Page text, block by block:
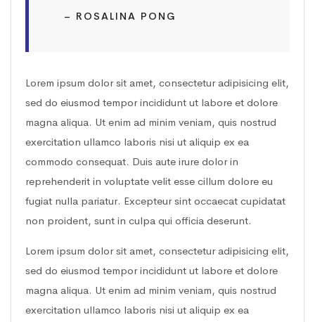
– ROSALINA PONG
Lorem ipsum dolor sit amet, consectetur adipisicing elit,
sed do eiusmod tempor incididunt ut labore et dolore
magna aliqua. Ut enim ad minim veniam, quis nostrud
exercitation ullamco laboris nisi ut aliquip ex ea
commodo consequat. Duis aute irure dolor in
reprehenderit in voluptate velit esse cillum dolore eu
fugiat nulla pariatur. Excepteur sint occaecat cupidatat
non proident, sunt in culpa qui officia deserunt.
Lorem ipsum dolor sit amet, consectetur adipisicing elit,
sed do eiusmod tempor incididunt ut labore et dolore
magna aliqua. Ut enim ad minim veniam, quis nostrud
exercitation ullamco laboris nisi ut aliquip ex ea